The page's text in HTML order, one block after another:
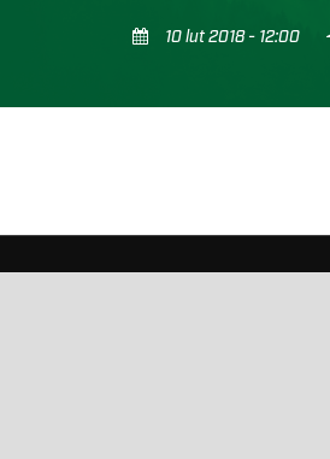
10 lut 2018 - 12:00